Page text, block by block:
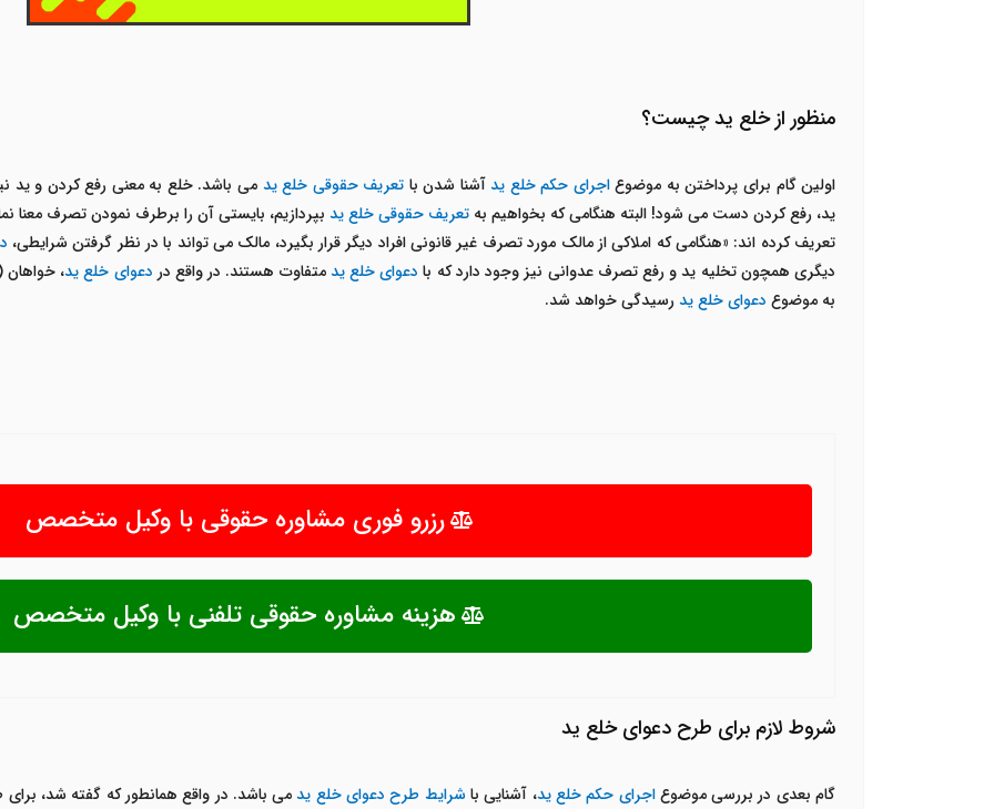
منظور از خلع ید چیست؟
اولین گام برای پرداختن به موضوعاجرای حکم خلع یدآشنا شدن با تعریف حقوقی خلع ید می باشد. خلع به معنی رفع کردن و
ید، رفع کردن دست می شود! البته هنگامی که بخواهیم به تعریف حقوقی خلع ید بپردازیم، بایستی آن را برطرف نمودن تصرف معنا
تعریف کرده اند: «هنگامی که املاکی از مالک مورد تصرف غیر قانونی افراد دیگر قرار بگیرد، مالک می تواند با در نظر گرفتن شرایطی،
دیگری همچون تخلیه ید و رفع تصرف عدوانی نیز وجود دارد که با دعوای خلع یدمتفاوت هستند. در واقع در دعوای خلع ید، خواهان
به موضوع دعوای خلع یدرسیدگی خواهد شد.
رزرو فوری مشاوره حقوقی با وکیل متخصص
هزینه مشاوره حقوقی تلفنی با وکیل متخصص
شروط لازم برای طرح دعوای خلع ید
گام بعدی در بررسی موضوعاجرای حکم خلع ید، آشنایی باشرایط طرح دعوای خلع یدمی باشد. در واقع همانطور که گفته شد،